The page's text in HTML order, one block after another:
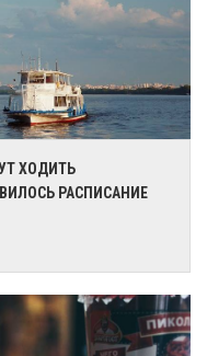
ХОДИТЬ
РАСПИСАНИЕ